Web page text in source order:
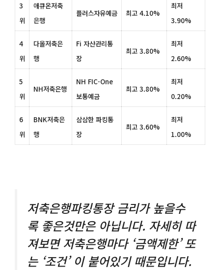
3
위
애큐온저축
은행
플러스자유예금 최고 4.10%
최저
3.90%
4
위
다올저축은
행
Fi 자산관리통
장
최고 3.80%
최저
2.60%
5
위
NH저축은행
NH FIC-One
보통예금
최고 3.80%
최저
0.20%
6
위
BNK저축은
행
삼삼한 파킹통
장
최고 3.60%
최저
1.00%
저축은행파킹통장 금리가 높을수
록 좋은것만은 아닙니다. 자세히 따
져보면 저축은행마다 ‘금액제한’ 또
는 ‘조건’ 이 붙어있기 때문입니다.